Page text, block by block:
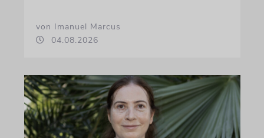
von Imanuel Marcus
04.08.2026